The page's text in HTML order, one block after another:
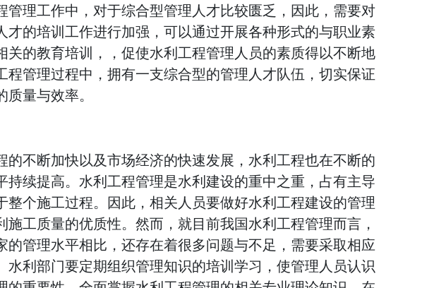
管理工作中，对于综合型管理人才比较匮乏，因此，需要对
才的培训工作进行加强，可以通过开展各种形式的与职业素
关的教育培训，，促使水利工程管理人员的素质得以不断地
程管理过程中，拥有一支综合型的管理人才队伍，切实保证
量与效率。
的不断加快以及市场经济的快速发展，水利工程也在不断的
持续提高。水利工程管理是水利建设的重中之重，占有主导
整个施工过程。因此，相关人员要做好水利工程建设的管理
施工质量的优质性。然而，就目前我国水利工程管理而言，
的管理水平相比，还存在着很多问题与不足，需要采取相应
水利部门要定期组织管理知识的培训学习，使管理人员认识